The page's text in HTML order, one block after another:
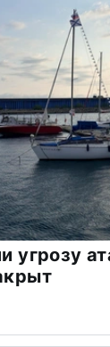
угрозу